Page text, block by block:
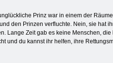
Prinz war in einem der
den Prinzen verfluchte. Nein, sie hat
Lange Zeit gab es keine Menschen,
und du kannst ihr helfen, ihre